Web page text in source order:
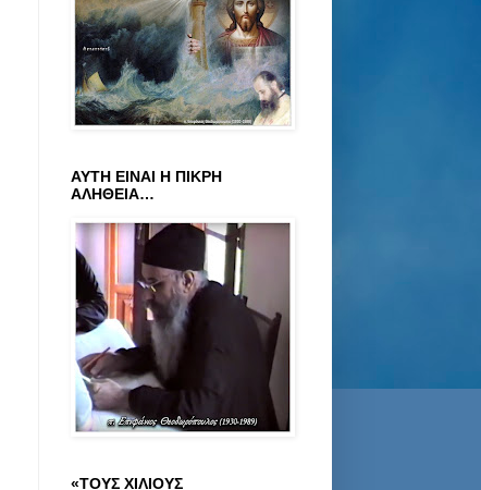
ΑΥΤΗ ΕΙΝΑΙ Η ΠΙΚΡΗ
ΑΛΗΘΕΙΑ…
«ΤΟΥΣ ΧΙΛΙΟΥΣ